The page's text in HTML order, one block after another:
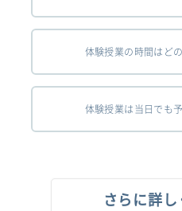
体験授業の時間はど
体験授業は当日でも
さらに詳し